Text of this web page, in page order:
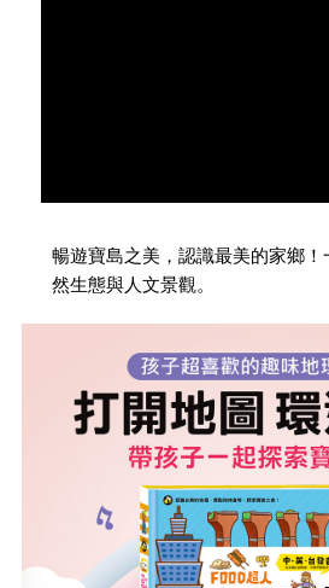
暢遊寶島之美，認識最美的家鄉！
然生態與人文景觀。